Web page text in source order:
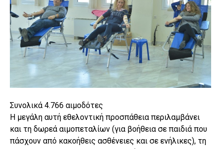
Συνολικά 4.766 αιμοδότες
Η μεγάλη αυτή εθελοντική προσπάθεια περιλαμβάνει
και τη δωρεά αιμοπεταλίων (για βοήθεια σε παιδιά που
πάσχουν από κακοήθεις ασθένειες και σε ενήλικες), τη